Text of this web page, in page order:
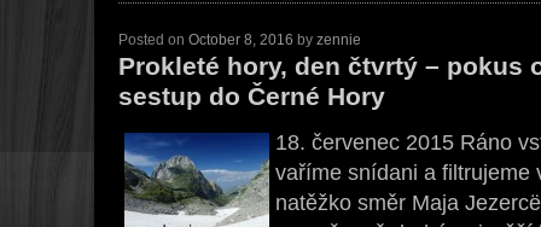
Posted on October 8, 2016 by zennie
Prokleté hory, den čtvrtý – pokus
sestup do Černé Hory
18. červenec 2015 Ráno
vaříme snídani a filtrujeme
natěžko směr Maja